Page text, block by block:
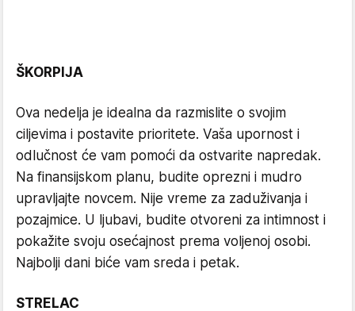
ŠKORPIJA
Ova nedelja je idealna da razmislite o svojim
ciljevima i postavite prioritete. Vaša upornost i
odlučnost će vam pomoći da ostvarite napredak.
Na finansijskom planu, budite oprezni i mudro
upravljajte novcem. Nije vreme za zaduživanja i
pozajmice. U ljubavi, budite otvoreni za intimnost i
pokažite svoju osećajnost prema voljenoj osobi.
Najbolji dani biće vam sreda i petak.
STRELAC